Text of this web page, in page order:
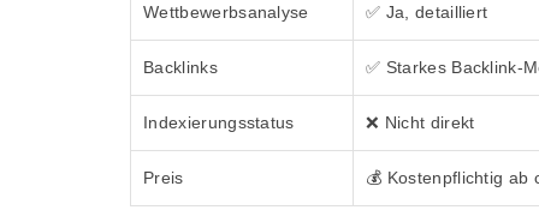
Wettbewerbsanalyse ✅ Ja, detailliert
Backlinks ✅ Starkes Backlink-
Indexierungsstatus ❌ Nicht direkt
Preis 💰 Kostenpflichtig ab